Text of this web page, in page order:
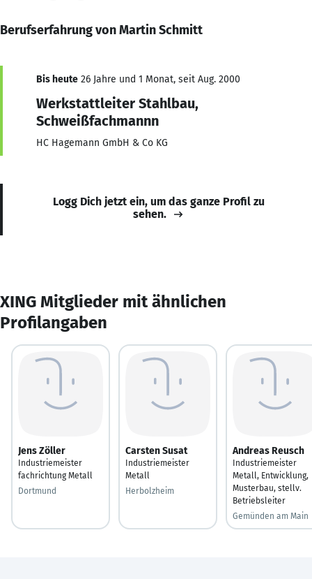
Berufserfahrung von Martin Schmitt
Bis heute 26 Jahre und 1 Monat, seit Aug. 2000
Werkstattleiter Stahlbau,
Schweißfachmannn
HC Hagemann GmbH & Co KG
Logg Dich jetzt ein, um das ganze Profil zu
sehen.
XING Mitglieder mit ähnlichen
Profilangaben
Jens Zöller
Industriemeister
fachrichtung Metall
Dortmund
Carsten Susat
Industriemeister
Metall
Herbolzheim
Andreas Reusch
Industriemeister
Metall, Entwicklung,
Musterbau, stellv.
Betriebsleiter
Gemünden am Main